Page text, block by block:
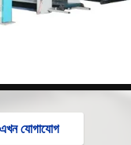
এখন যোগাযোগ